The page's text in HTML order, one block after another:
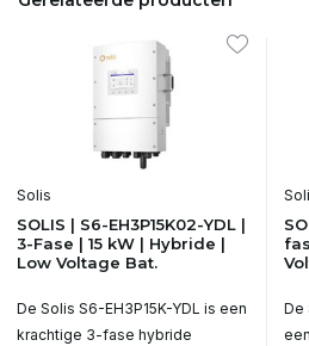
Solis
SOLIS | S6-EH3P15K02-YDL |
3-Fase | 15 kW | Hybride |
Low Voltage Bat.
De Solis S6-EH3P15K-YDL is een
krachtige 3-fase hybride
De